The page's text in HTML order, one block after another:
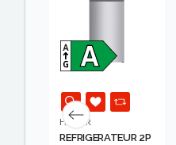
HAIER
REFRIGERATEUR 2P